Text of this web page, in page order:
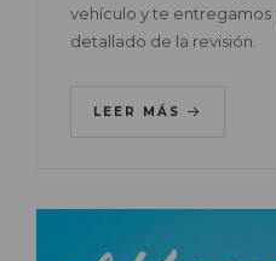
vehículo y te
detallado de la revisión.
LEER MÁS